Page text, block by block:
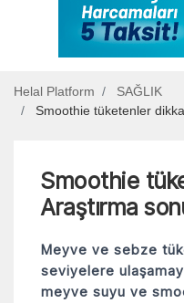
Helal Platform
SAĞLIK
Smoothie tüketenler
Smoothie
Araştırma
Meyve ve sebze
seviyelere
meyve suyu ve